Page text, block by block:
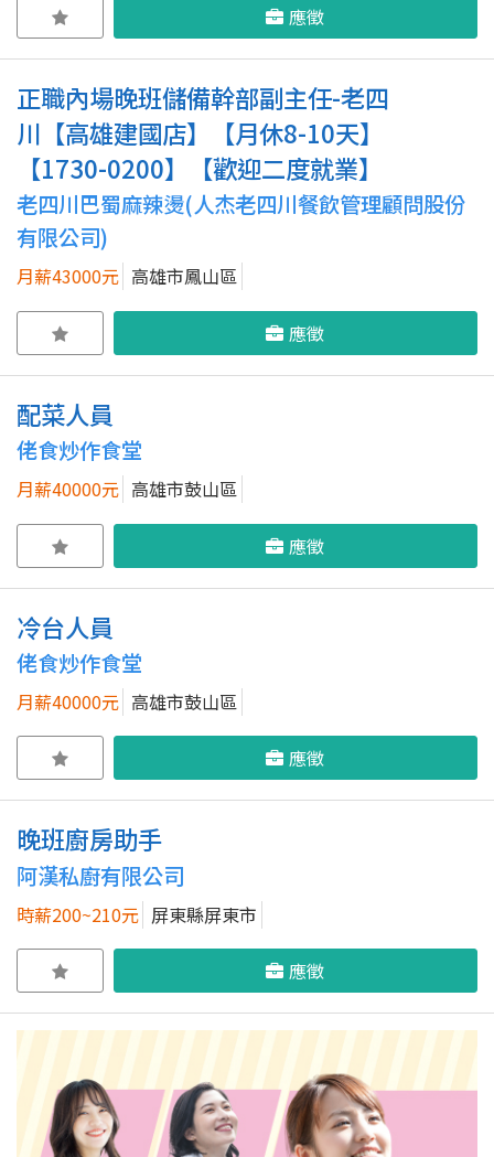
應徵
正職內場晚班儲備幹部副主任-老四
川【高雄建國店】【月休8-10天】
【1730-0200】【歡迎二度就業】
老四川巴蜀麻辣燙(人杰老四川餐飲管理顧問股份
有限公司)
月薪43000元 高雄市鳳山區
應徵
配菜人員
佬食炒作食堂
月薪40000元 高雄市鼓山區
應徵
冷台人員
佬食炒作食堂
月薪40000元 高雄市鼓山區
應徵
晚班廚房助手
阿漢私廚有限公司
時薪200~210元 屏東縣屏東市
應徵